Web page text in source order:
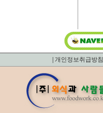
개인정보취급방침